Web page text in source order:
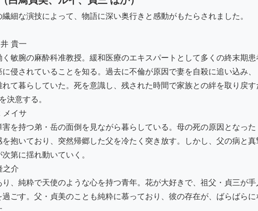
細な演技によって、物語に深い奥行きと感動がもたらされました。
貴一
敏腕の麻酔科准教授。緩和医療のエキスパートとして多くの終末期患
侵されていることを知る。過去に不倫が原因で妻を自殺に追い込み、
て暮らしていた。死を意識し、残された時間で家族との絆を取り戻す
決意する。
メイサ
を持つ弟・岳の面倒を見ながら暮らしている。母の死の原因となった
抱いており、突然帰郷した父を冷たく突き放す。しかし、父の病と真
第に揺れ動いていく。
之介
、純粋で天使のような心を持つ青年。花が大好きで、祖父・貞三が手
ごす。父・貞美のことも純粋に慕っており、彼の存在が、ばらばらに